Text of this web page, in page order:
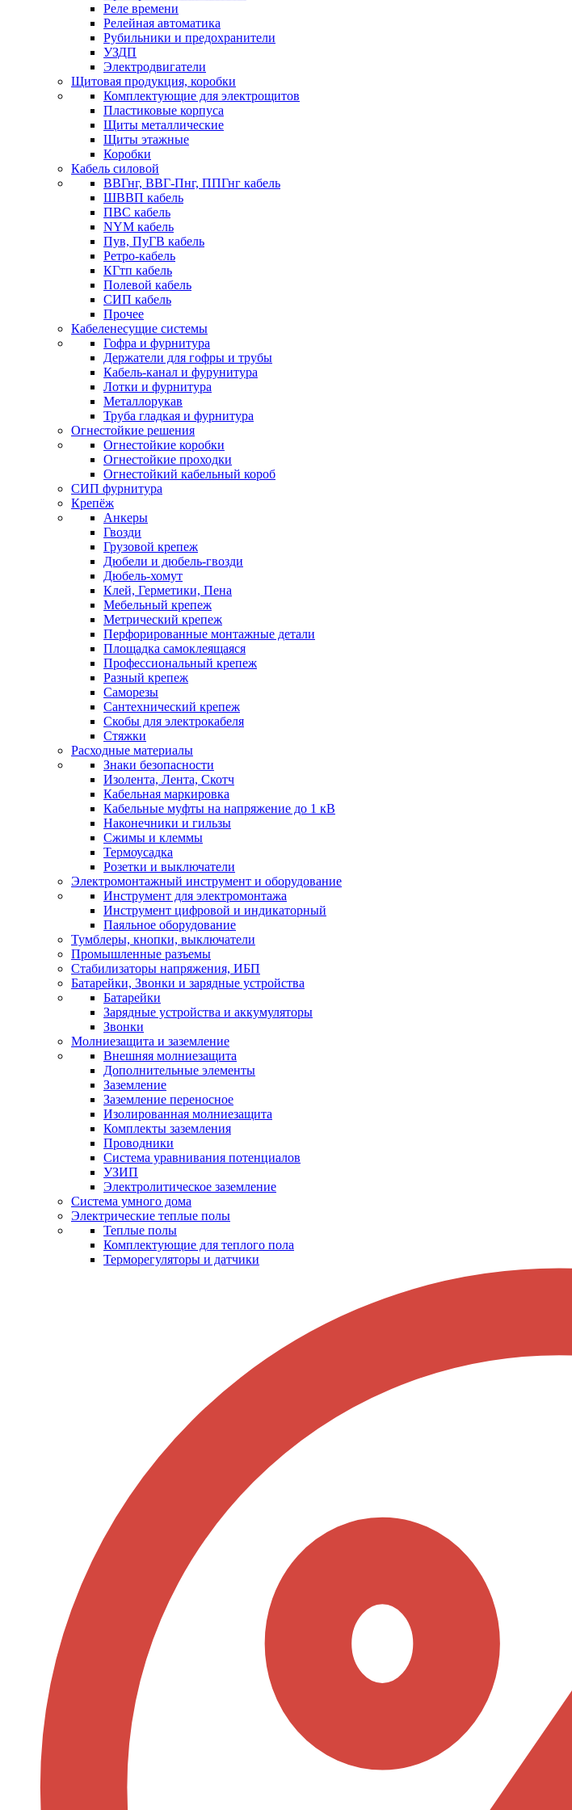
Реле времени
Релейная автоматика
Рубильники и предохранители
УЗДП
Электродвигатели
Щитовая продукция, коробки
Комплектующие для электрощитов
Пластиковые корпуса
Щиты металлические
Щиты этажные
Коробки
Кабель силовой
ВВГнг, ВВГ-Пнг, ППГнг кабель
ШВВП кабель
ПВС кабель
NYM кабель
Пув, ПуГВ кабель
Ретро-кабель
КГтп кабель
Полевой кабель
СИП кабель
Прочее
Кабеленесущие системы
Гофра и фурнитура
Держатели для гофры и трубы
Кабель-канал и фурунитура
Лотки и фурнитура
Металлорукав
Труба гладкая и фурнитура
Огнестойкие решения
Огнестойкие коробки
Огнестойкие проходки
Огнестойкий кабельный короб
СИП фурнитура
Крепёж
Анкеры
Гвозди
Грузовой крепеж
Дюбели и дюбель-гвозди
Дюбель-хомут
Клей, Герметики, Пена
Мебельный крепеж
Метрический крепеж
Перфорированные монтажные детали
Площадка самоклеящаяся
Профессиональный крепеж
Разный крепеж
Саморезы
Сантехнический крепеж
Скобы для электрокабеля
Стяжки
Расходные материалы
Знаки безопасности
Изолента, Лента, Скотч
Кабельная маркировка
Кабельные муфты на напряжение до 1 кВ
Наконечники и гильзы
Сжимы и клеммы
Термоусадка
Розетки и выключатели
Электромонтажный инструмент и оборудование
Инструмент для электромонтажа
Инструмент цифровой и индикаторный
Паяльное оборудование
Тумблеры, кнопки, выключатели
Промышленные разъемы
Стабилизаторы напряжения, ИБП
Батарейки, Звонки и зарядные устройства
Батарейки
Зарядные устройства и аккумуляторы
Звонки
Молниезащита и заземление
Внешняя молниезащита
Дополнительные элементы
Заземление
Заземление переносное
Изолированная молниезащита
Комплекты заземления
Проводники
Система уравнивания потенциалов
УЗИП
Электролитическое заземление
Система умного дома
Электрические теплые полы
Теплые полы
Комплектующие для теплого пола
Терморегуляторы и датчики